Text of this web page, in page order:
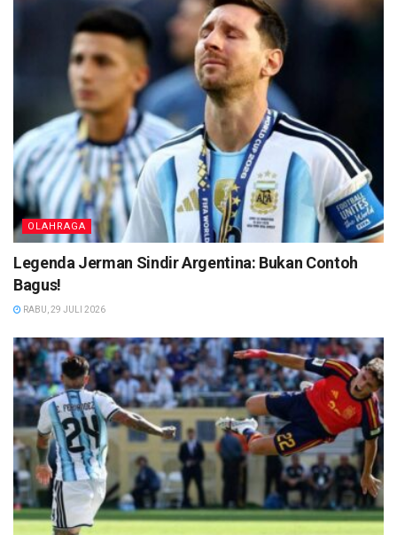
OLAHRAGA
Legenda Jerman Sindir Argentina: Bukan Contoh
Bagus!
RABU, 29 JULI 2026